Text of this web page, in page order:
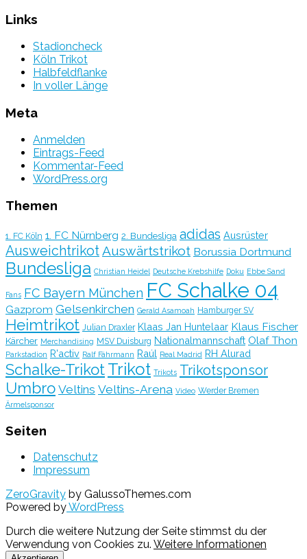
Links
Stadioncheck
Köln Trikot
Halbfeldflanke
In voller Länge
Meta
Anmelden
Eintrags-Feed
Kommentar-Feed
WordPress.org
Themen
1. FC Köln 1. FC Nürnberg 2. Bundesliga adidas Ausrüster
AusweichtrikotAuswärtstrikot Borussia Dortmund
Bundesliga Christian Heidel Deutsche Krebshilfe Doku Ebbe Sand
Fans FC Bayern München FC Schalke 04
Gazprom Gelsenkirchen Gerald Asamoah Hamburger SV
Heimtrikot Julian Draxler Klaas Jan Huntelaar Klaus Fischer
Kärcher Merchandising MSV Duisburg Nationalmannschaft Olaf Thon
Parkstadion R'activ Ralf Fährmann Raúl Real Madrid RH Alurad
Schalke-TrikotTrikot Trikots Trikotsponsor
Umbro Veltins Veltins-Arena Video Werder Bremen
Ärmelsponsor
Seiten
Datenschutz
Impressum
ZeroGravity by GalussoThemes.com
Powered byWordPress
Durch die weitere Nutzung der Seite stimmst du der
Verwendung von Cookies zu. Weitere Informationen